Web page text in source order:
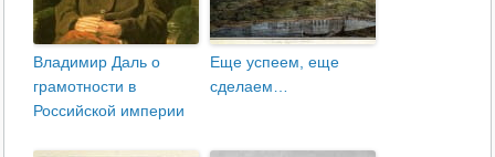
Владимир Даль о
грамотности в
Российской империи
Еще успеем, еще
сделаем…